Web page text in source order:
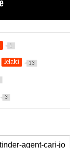
1
lelaki 13
3